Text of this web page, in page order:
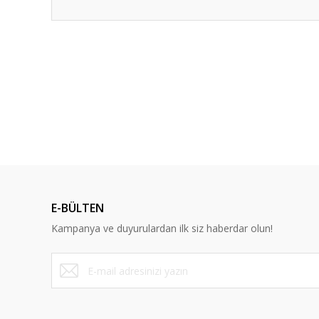
E-BÜLTEN
Kampanya ve duyurulardan ilk siz haberdar olun!